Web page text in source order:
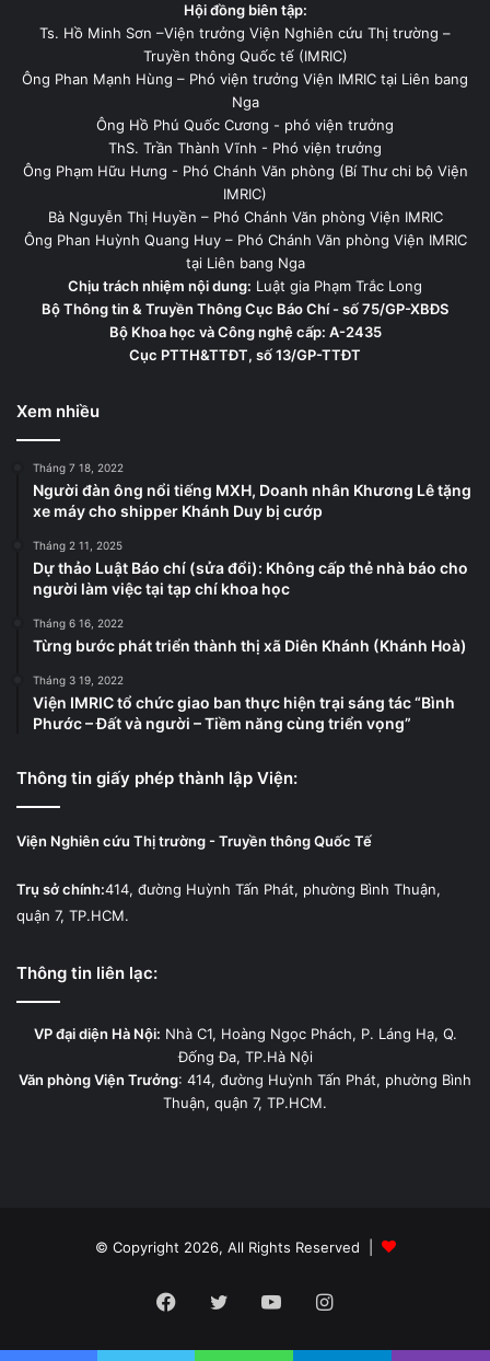
Hội đồng biên tập:
Ts. Hồ Minh Sơn –Viện trưởng Viện Nghiên cứu Thị trường –
Truyền thông Quốc tế (IMRIC)
Ông Phan Mạnh Hùng – Phó viện trưởng Viện IMRIC tại Liên bang
Nga
Ông Hồ Phú Quốc Cương - phó viện trưởng
ThS. Trần Thành Vĩnh - Phó viện trưởng
Ông Phạm Hữu Hưng - Phó Chánh Văn phòng (Bí Thư chi bộ Viện
IMRIC)
Bà Nguyễn Thị Huyền – Phó Chánh Văn phòng Viện IMRIC
Ông Phan Huỳnh Quang Huy – Phó Chánh Văn phòng Viện IMRIC
tại Liên bang Nga
Chịu trách nhiệm nội dung: Luật gia Phạm Trắc Long
Bộ Thông tin & Truyền Thông Cục Báo Chí - số 75/GP-XBĐS
Bộ Khoa học và Công nghệ cấp: A-2435
Cục PTTH&TTĐT, số 13/GP-TTĐT
Xem nhiều
Tháng 7 18, 2022
Người đàn ông nổi tiếng MXH, Doanh nhân Khương Lê tặng
xe máy cho shipper Khánh Duy bị cướp
Tháng 2 11, 2025
Dự thảo Luật Báo chí (sửa đổi): Không cấp thẻ nhà báo cho
người làm việc tại tạp chí khoa học
Tháng 6 16, 2022
Từng bước phát triển thành thị xã Diên Khánh (Khánh Hoà)
Tháng 3 19, 2022
Viện IMRIC tổ chức giao ban thực hiện trại sáng tác “Bình
Phước – Đất và người – Tiềm năng cùng triển vọng”
Thông tin giấy phép thành lập Viện:
Viện Nghiên cứu Thị trường - Truyền thông Quốc Tế
Trụ sở chính:414, đường Huỳnh Tấn Phát, phường Bình Thuận,
quận 7, TP.HCM.
Thông tin liên lạc:
VP đại diện Hà Nội: Nhà C1, Hoàng Ngọc Phách, P. Láng Hạ, Q.
Đống Đa, TP.Hà Nội
Văn phòng Viện Trưởng: 414, đường Huỳnh Tấn Phát, phường Bình
Thuận, quận 7, TP.HCM.
© Copyright 2026, All Rights Reserved |
Facebook
Twitter YouTubeInstagram